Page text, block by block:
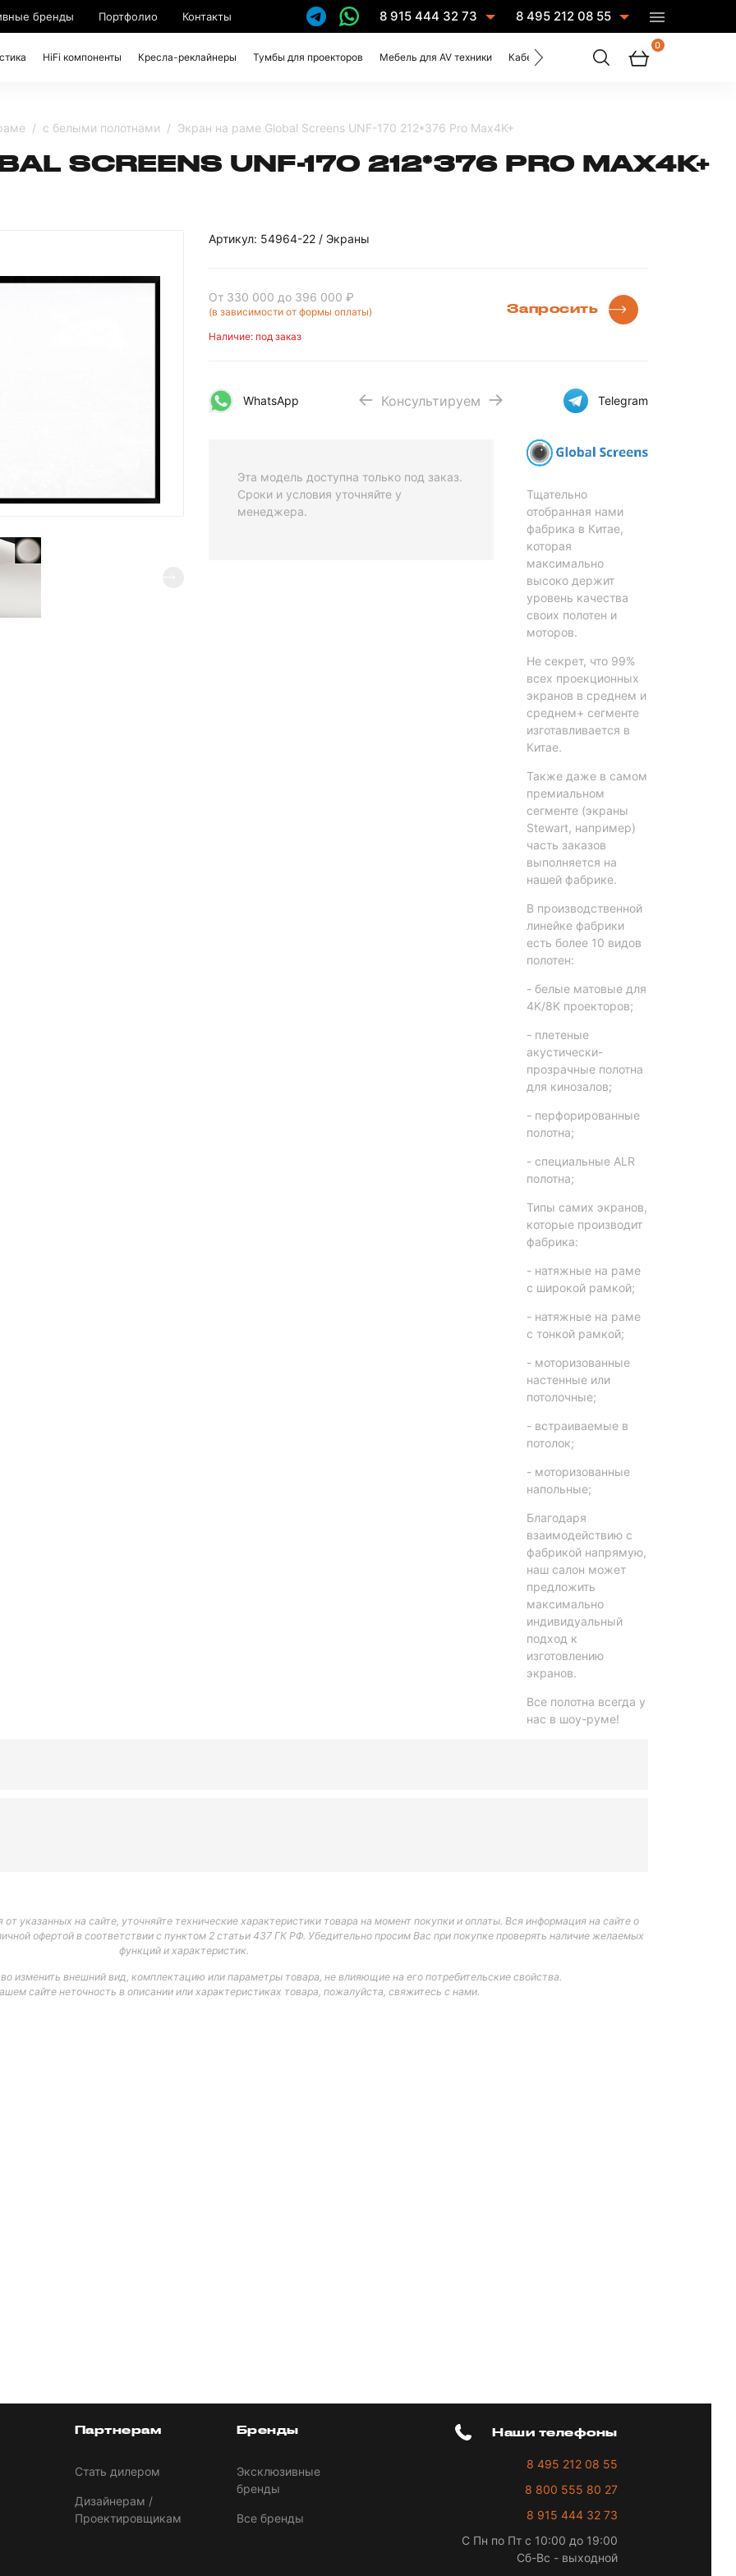
бренды Портфолио Контакты 8 915 444 32 73 8 495 212 08 55
HiFi компоненты Кресла-реклайнеры Тумбы для проекторов Мебель для AV техники Кабели Услуги
0
с белыми полотнами Экран на раме Global Screens UNF-170 212*376 Pro Max4K+
SCREENS UNF-170 212*376 PRO MAX4K+
Артикул: 54964-22 / Экраны
От 330 000 до 396 000 ₽
(в зависимости от формы оплаты)
Наличие: под заказ
Запросить
WhatsApp Консультируем Telegram
Эта модель доступна только под заказ.
Сроки и условия уточняйте у
менеджера.
Тщательно
отобранная нами
фабрика в Китае,
которая
максимально
высоко держит
уровень качества
своих полотен и
моторов.
Не секрет, что 99%
всех проекционных
экранов в среднем и
среднем+ сегменте
изготавливается в
Китае.
Также даже в самом
премиальном
сегменте (экраны
Stewart, например)
часть заказов
выполняется на
нашей фабрике.
В производственной
линейке фабрики
есть более 10 видов
полотен:
- белые матовые для
4K/8K проекторов;
- плетеные
акустически-
прозрачные полотна
для кинозалов;
- перфорированные
полотна;
- специальные ALR
полотна;
Типы самих экранов,
которые производит
фабрика:
- натяжные на раме
с широкой рамкой;
- натяжные на раме
с тонкой рамкой;
- моторизованные
настенные или
потолочные;
- встраиваемые в
потолок;
- моторизованные
напольные;
Благодаря
взаимодействию с
фабрикой напрямую,
наш салон может
предложить
максимально
индивидуальный
подход к
изготовлению
экранов.
Все полотна всегда у
нас в шоу-руме!
указанных на сайте, уточняйте технические характеристики товара на момент покупки и оплаты. Вся информация на сайте о
офертой в соответствии с пунктом 2 статьи 437 ГК РФ. Убедительно просим Вас при покупке проверять наличие желаемых
функций и характеристик.
изменить внешний вид, комплектацию или параметры товара, не влияющие на его потребительские свойства.
сайте неточность в описании или характеристиках товара, пожалуйста, свяжитесь с нами.
Партнерам
Стать дилером
Дизайнерам /
Проектировщикам
Бренды
Эксклюзивные
бренды
Все бренды
Наши телефоны
8 495 212 08 55
8 800 555 80 27
8 915 444 32 73
С Пн по Пт с 10:00 до 19:00
Сб-Вс - выходной